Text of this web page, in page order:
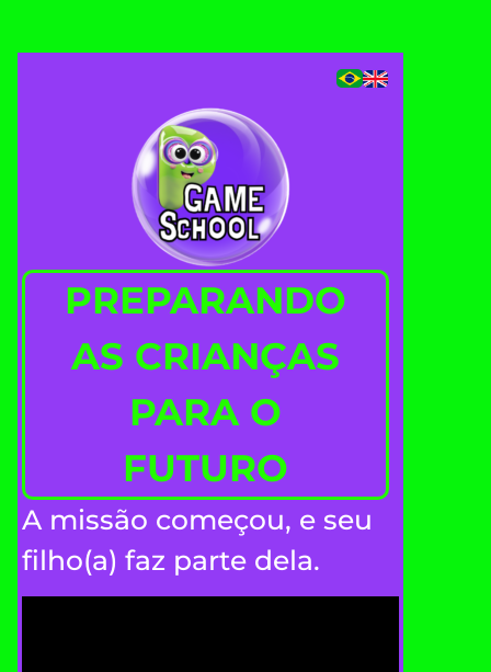
PREPARANDO
AS CRIANÇAS
PARA O
FUTURO
A missão começou, e seu
filho(a) faz parte dela.